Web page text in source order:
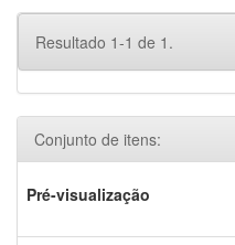
Resultado 1-1 de 1.
Conjunto de itens:
Pré-visualização